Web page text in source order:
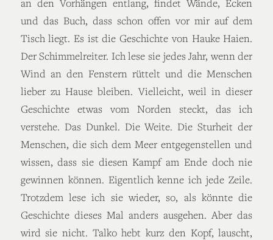
und das Buch, dass schon offen vor mir auf dem
Tisch liegt. Es ist die Geschichte von Hauke Haien.
Der Schimmelreiter. Ich lese sie jedes Jahr, wenn der
Wind an den Fenstern rüttelt und die Menschen
lieber zu Hause bleiben. Vielleicht, weil in dieser
Geschichte etwas vom Norden steckt, das ich
verstehe. Das Dunkel. Die Weite. Die Sturheit der
Menschen, die sich dem Meer entgegenstellen und
wissen, dass sie diesen Kampf am Ende doch nie
gewinnen können. Eigentlich kenne ich jede Zeile.
Trotzdem lese ich sie wieder, so, als könnte die
Geschichte dieses Mal anders ausgehen. Aber das
wird sie nicht. Talko hebt kurz den Kopf, lauscht,